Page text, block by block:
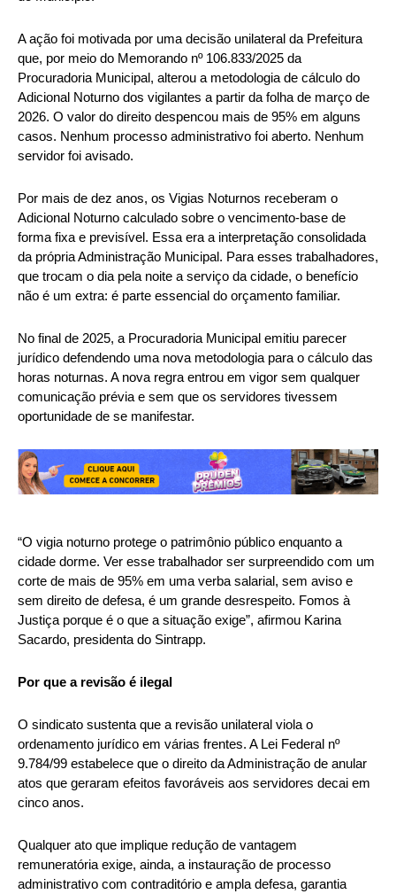
A ação foi motivada por uma decisão unilateral da Prefeitura
que, por meio do Memorando nº 106.833/2025 da
Procuradoria Municipal, alterou a metodologia de cálculo do
Adicional Noturno dos vigilantes a partir da folha de março de
2026. O valor do direito despencou mais de 95% em alguns
casos. Nenhum processo administrativo foi aberto. Nenhum
servidor foi avisado.
Por mais de dez anos, os Vigias Noturnos receberam o
Adicional Noturno calculado sobre o vencimento-base de
forma fixa e previsível. Essa era a interpretação consolidada
da própria Administração Municipal. Para esses trabalhadores,
que trocam o dia pela noite a serviço da cidade, o benefício
não é um extra: é parte essencial do orçamento familiar.
No final de 2025, a Procuradoria Municipal emitiu parecer
jurídico defendendo uma nova metodologia para o cálculo das
horas noturnas. A nova regra entrou em vigor sem qualquer
comunicação prévia e sem que os servidores tivessem
oportunidade de se manifestar.
“O vigia noturno protege o patrimônio público enquanto a
cidade dorme. Ver esse trabalhador ser surpreendido com um
corte de mais de 95% em uma verba salarial, sem aviso e
sem direito de defesa, é um grande desrespeito. Fomos à
Justiça porque é o que a situação exige”, afirmou Karina
Sacardo, presidenta do Sintrapp.
Por que a revisão é ilegal
O sindicato sustenta que a revisão unilateral viola o
ordenamento jurídico em várias frentes. A Lei Federal nº
9.784/99 estabelece que o direito da Administração de anular
atos que geraram efeitos favoráveis aos servidores decai em
cinco anos.
Qualquer ato que implique redução de vantagem
remuneratória exige, ainda, a instauração de processo
administrativo com contraditório e ampla defesa, garantia